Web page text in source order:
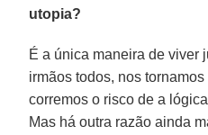
utopia?
É a única maneira de viver
irmãos todos, nos
corremos o risco de a
Mas há outra razão ainda